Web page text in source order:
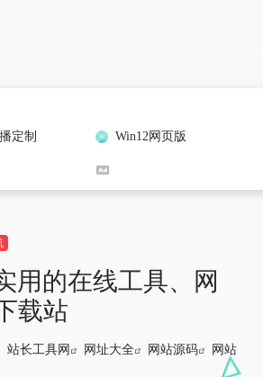
定制 Win12网页版
用的在线工具、网
载站
站长工具网 网址大全 网站源码
网站